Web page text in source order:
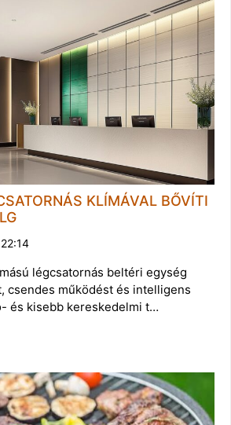
KLÍMÁVAL BŐVÍTI
légcsatornás beltéri egység
csendes működést és intelligens
és kisebb kereskedelmi t…